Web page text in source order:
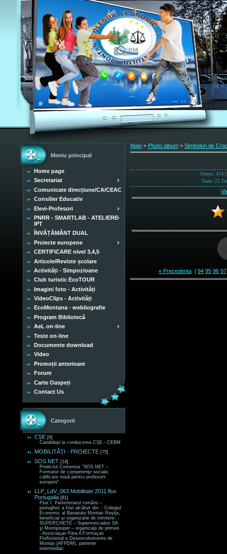
Meniu principal
Home page
Secretariat
Comunicate direcțiune/CA/CEAC
Consilier Educativ
Elevi-Profesori
PNRR - SMARTLAB - ATELIERE
IPT
ÎNVĂȚĂMÂNT DUAL
Proiecte europene
CERTIFICARE nivel 3,4,5
Articole/Reviste școlare
Activități - Simpozioane
Club turistic EcoTOUR
Imagini foto - Activități
VideoClips - Activități
EcoMontana - webliografie
Program Bibliotecă
AeL on-line
Teste on-line
Documente download
Video
Promoții anterioare
Forum
Carte Oaspeți
Contact Us
Categorii
CȘE [6]
Candidații la conducerea CȘE - CEBM
MOBILITĂȚI - PROIECTE [75]
SOS NET [14]
Proiectul Comenius “SOS.NET –
Formator de competenţe sociale,
calificare nouă pentru profesorii
europeni“.
LLP_LdV_063 Mobilitate 2011 flux
Portugalia [81]
Flux I. Parteneriatul româno –
portughez a fost alcătuit din: - Colegiul
Economic al Banatului Montan Reşiţa,
beneficiar şi organizatie de trimitere; -
SUPERCHETE – Supermercados SA
şi Montijosiper – organizaţii de primire.
- Associaçao Para A Formaçao
Profissional e Desenvolvimento de
Montijo (AFPDM), partener
intermediar;
Main » Photo album » Simboluri de
Views: 474 |
Date: 21
« Precedenta | 94 95 96 97